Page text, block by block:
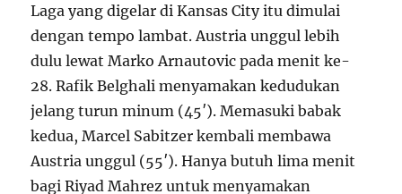
Laga yang digelar di Kansas City itu dimulai
dengan tempo lambat. Austria unggul lebih
dulu lewat Marko Arnautovic pada menit ke-
28. Rafik Belghali menyamakan kedudukan
jelang turun minum (45′). Memasuki babak
kedua, Marcel Sabitzer kembali membawa
Austria unggul (55′). Hanya butuh lima menit
bagi Riyad Mahrez untuk menyamakan